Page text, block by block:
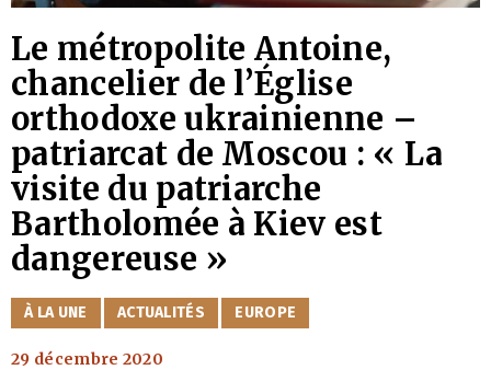
Le métropolite Antoine,
chancelier de l’Église
orthodoxe ukrainienne –
patriarcat de Moscou : « La
visite du patriarche
Bartholomée à Kiev est
dangereuse »
CATÉGORIES
À LA UNE ACTUALITÉS EUROPE
29 décembre 2020